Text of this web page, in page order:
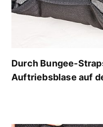
Durch Bungee-
Auftriebsblase auf